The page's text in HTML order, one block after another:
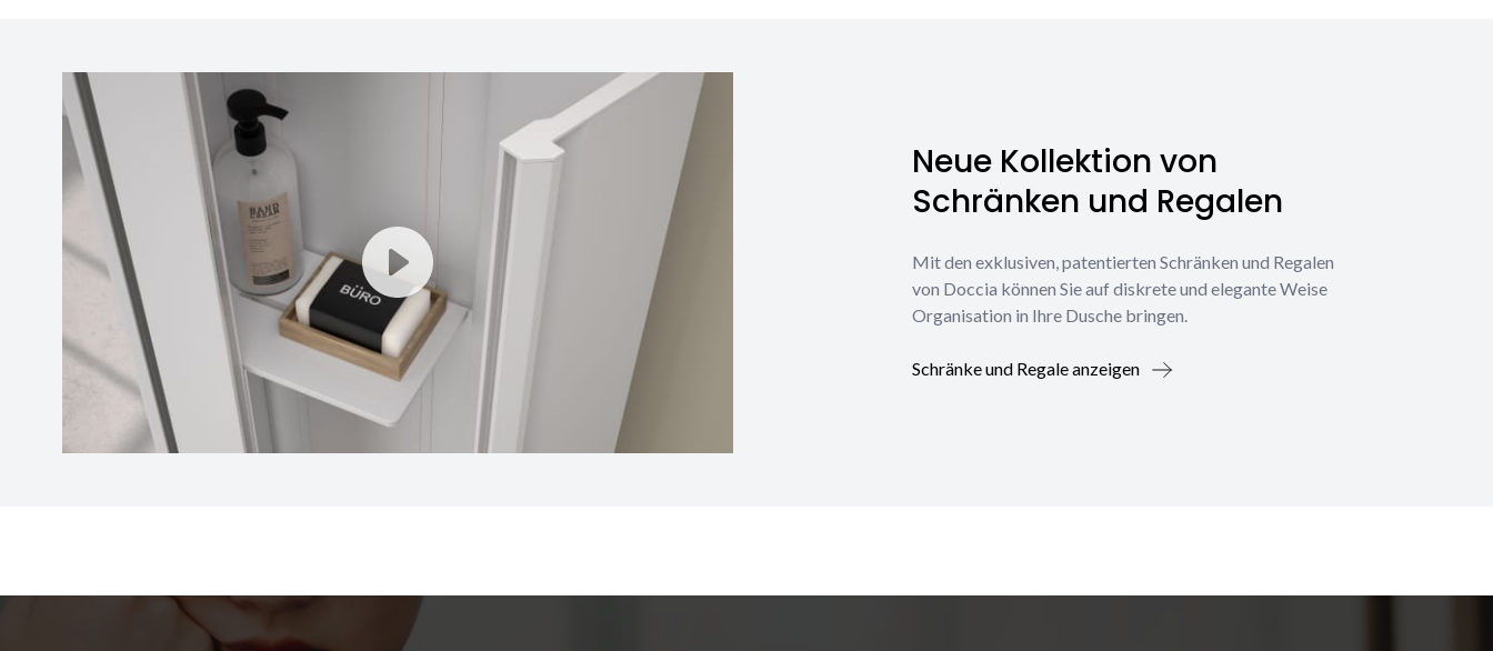
Neue Kollektion von
Schränken und Regalen
Mit den exklusiven, patentierten Schränken und Regalen
von Doccia können Sie auf diskrete und elegante Weise
Organisation in Ihre Dusche bringen.
Schränke und Regale anzeigen